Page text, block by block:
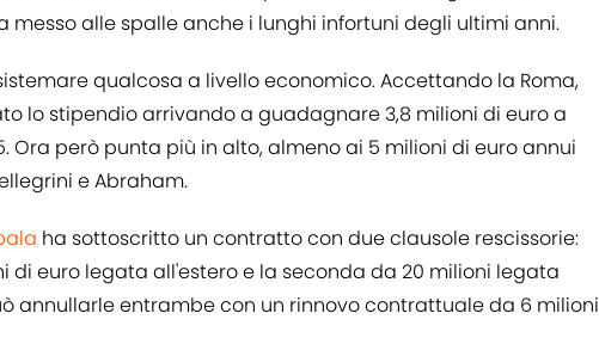
messo alle spalle anche i lunghi infortuni degli ultimi anni.
qualcosa a livello economico. Accettando la Roma,
lo stipendio arrivando a guadagnare 3,8 milioni di euro a
Ora però punta più in alto, almeno ai 5 milioni di euro annui
e Abraham.
ha sottoscritto un contratto con due clausole rescissorie:
di euro legata all'estero e la seconda da 20 milioni legata
annullarle entrambe con un rinnovo contrattuale da 6 milioni